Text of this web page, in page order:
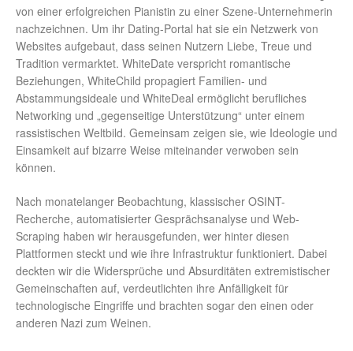
von einer erfolgreichen Pianistin zu einer Szene-Unternehmerin
nachzeichnen. Um ihr Dating-Portal hat sie ein Netzwerk von
Websites aufgebaut, dass seinen Nutzern Liebe, Treue und
Tradition vermarktet. WhiteDate verspricht romantische
Beziehungen, WhiteChild propagiert Familien- und
Abstammungsideale und WhiteDeal ermöglicht berufliches
Networking und „gegenseitige Unterstützung“ unter einem
rassistischen Weltbild. Gemeinsam zeigen sie, wie Ideologie und
Einsamkeit auf bizarre Weise miteinander verwoben sein
können.
Nach monatelanger Beobachtung, klassischer OSINT-
Recherche, automatisierter Gesprächsanalyse und Web-
Scraping haben wir herausgefunden, wer hinter diesen
Plattformen steckt und wie ihre Infrastruktur funktioniert. Dabei
deckten wir die Widersprüche und Absurditäten extremistischer
Gemeinschaften auf, verdeutlichten ihre Anfälligkeit für
technologische Eingriffe und brachten sogar den einen oder
anderen Nazi zum Weinen.